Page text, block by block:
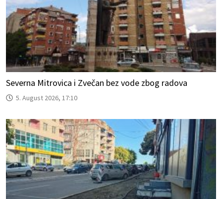
Severna Mitrovica i Zvečan bez vode zbog radova
5. August 2026, 17:10